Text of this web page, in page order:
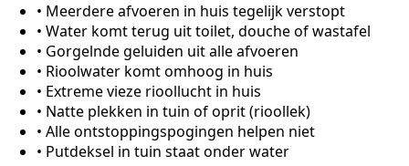
• Meerdere afvoeren in huis tegelijk verstopt
• Water komt terug uit toilet, douche of wastafel
• Gorgelnde geluiden uit alle afvoeren
• Rioolwater komt omhoog in huis
• Extreme vieze rioollucht in huis
• Natte plekken in tuin of oprit (rioollek)
• Alle ontstoppingspogingen helpen niet
• Putdeksel in tuin staat onder water